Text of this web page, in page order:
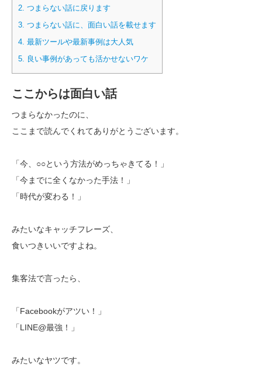
2. つまらない話に戻ります
3. つまらない話に、面白い話を載せます
4. 最新ツールや最新事例は大人気
5. 良い事例があっても活かせないワケ
ここからは面白い話
つまらなかったのに、
ここまで読んでくれてありがとうございます。
「今、○○という方法がめっちゃきてる！」
「今までに全くなかった手法！」
「時代が変わる！」
みたいなキャッチフレーズ、
食いつきいいですよね。
集客法で言ったら、
「Facebookがアツい！」
「LINE@最強！」
みたいなヤツです。